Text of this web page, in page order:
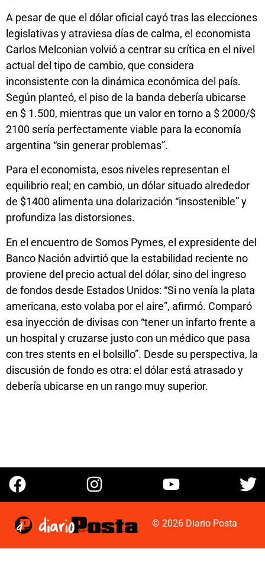
A pesar de que el dólar oficial cayó tras las elecciones
legislativas y atraviesa días de calma, el economista
Carlos Melconian volvió a centrar su crítica en el nivel
actual del tipo de cambio, que considera
inconsistente con la dinámica económica del país.
Según planteó, el piso de la banda debería ubicarse
en $ 1.500, mientras que un valor en torno a $ 2000/$
2100 sería perfectamente viable para la economía
argentina “sin generar problemas”.
Para el economista, esos niveles representan el
equilibrio real; en cambio, un dólar situado alrededor
de $1400 alimenta una dolarización “insostenible” y
profundiza las distorsiones.
En el encuentro de Somos Pymes, el expresidente del
Banco Nación advirtió que la estabilidad reciente no
proviene del precio actual del dólar, sino del ingreso
de fondos desde Estados Unidos: “Si no venía la plata
americana, esto volaba por el aire”, afirmó. Comparó
esa inyección de divisas con “tener un infarto frente a
un hospital y cruzarse justo con un médico que pasa
con tres stents en el bolsillo”. Desde su perspectiva, la
discusión de fondo es otra: el dólar está atrasado y
debería ubicarse en un rango muy superior.
© 2026 Diario Posta